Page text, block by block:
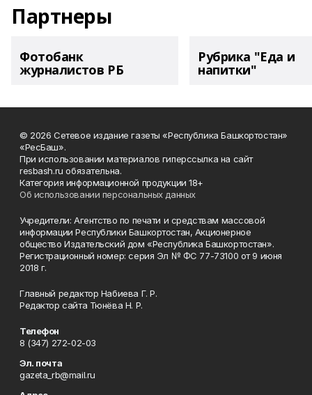
Партнеры
Фотобанк
журналистов РБ
Рубрика "Еда и
напитки"
© 2026 Сетевое издание газеты «Республика Башкортостан»
«РесБаш».
При использовании материалов гиперссылка на сайт
resbash.ru обязательна.
Категория информационной продукции 18+
Об использовании персональных данных
Учредители: Агентство по печати и средствам массовой
информации Республики Башкортостан, Акционерное
общество Издательский дом «Республика Башкортостан».
Регистрационный номер: серия Эл № ФС 77-73100 от 9 июня
2018 г.
Главный редактор Набиева Г. Р.
Редактор сайта Тюнёва Н. Р.
Телефон
8 (347) 272-02-03
Эл. почта
gazeta_rb@mail.ru